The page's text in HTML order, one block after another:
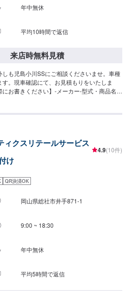
年中無休
平均10時間で返信
来店時無料見積
も児島小川SSにご相談くださいませ。車種
。現車確認にて、お見積もりをいたしま
お書きください】-メーカー-型式・商品名
ィクスリテールサービス
け
4.9(10件)
QR決済OK
岡山県総社市井手871-1
9:00 ~ 18:30
年中無休
平均5時間で返信